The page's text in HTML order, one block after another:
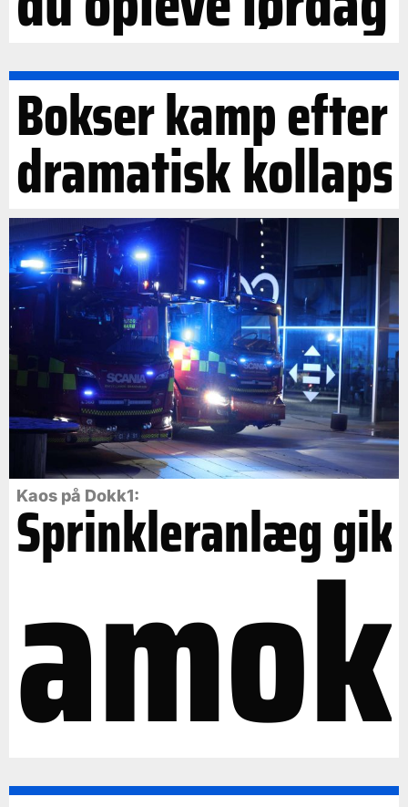
Bokser kamp efter
dramatisk kollaps
Kaos på Dokk1:
Sprinkleranlæg gik
amok